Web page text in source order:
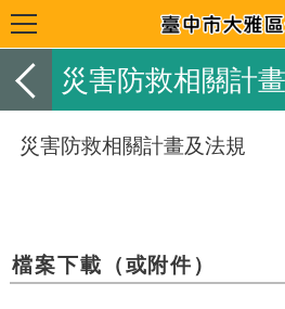
災害防救相關計
災害防救相關計畫及法規
檔案下載（或附件）